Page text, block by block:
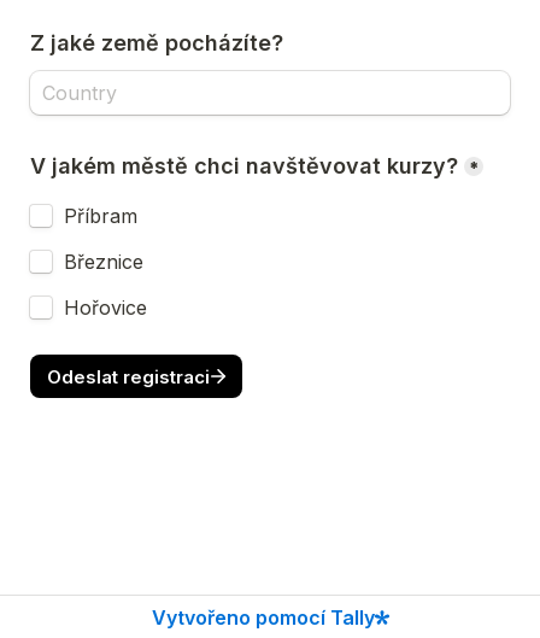
Z jaké země pocházíte?
V jakém městě chci navštěvovat kurzy? *
Příbram
Březnice
Hořovice
Odeslat registraci
Vytvořeno pomocí Tally